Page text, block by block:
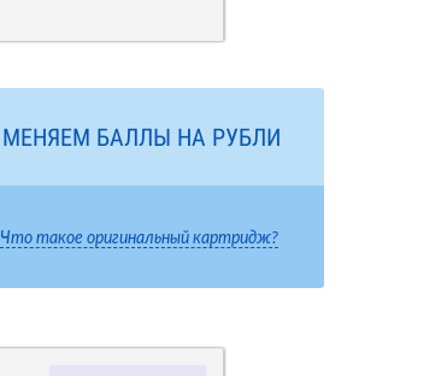
МЕНЯЕМ БАЛЛЫ НА РУБЛИ
Что такое оригинальный картридж?